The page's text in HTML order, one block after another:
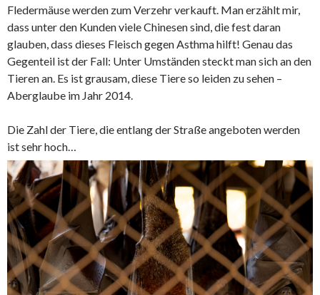
Fledermäuse werden zum Verzehr verkauft. Man erzählt mir,
dass unter den Kunden viele Chinesen sind, die fest daran
glauben, dass dieses Fleisch gegen Asthma hilft! Genau das
Gegenteil ist der Fall: Unter Umständen steckt man sich an den
Tieren an. Es ist grausam, diese Tiere so leiden zu sehen –
Aberglaube im Jahr 2014.
Die Zahl der Tiere, die entlang der Straße angeboten werden
ist sehr hoch…